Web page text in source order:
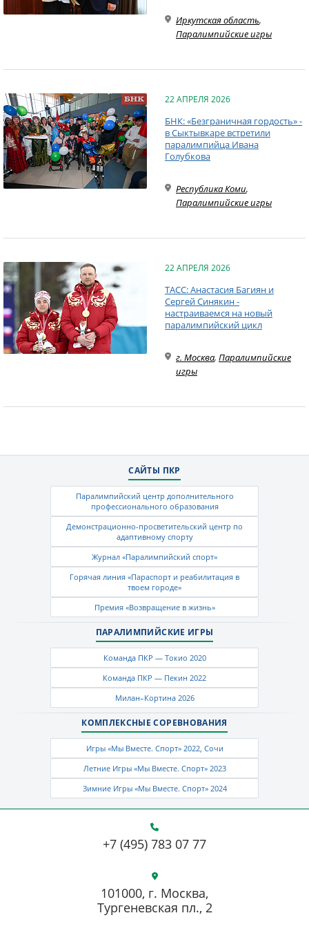
Иркутская область,
Паралимпийские игры
22 АПРЕЛЯ 2026
БНК: «Безграничная гордость» -
в Сыктывкаре встретили
паралимпийца Ивана
Голубкова
Республика Коми,
Паралимпийские игры
22 АПРЕЛЯ 2026
ТАСС: Анастасия Багиян и
Сергей Синякин -
настраиваемся на новый
паралимпийский цикл
г. Москва, Паралимпийские
игры
САЙТЫ ПКР
Паралимпийский центр дополнительного
профессионального образования
Демонстрационно-просветительский центр по
адаптивному спорту
Журнал «Паралимпийский спорт»
Горячая линия «Параспорт и реабилитация в
твоем городе»
Премия «Возвращение в жизнь»
ПАРАЛИМПИЙСКИЕ ИГРЫ
Команда ПКР — Токио 2020
Команда ПКР — Пекин 2022
Милан–Кортина 2026
КОМПЛЕКСНЫЕ СОРЕВНОВАНИЯ
Игры «Мы Вместе. Спорт» 2022, Сочи
Летние Игры «Мы Вместе. Спорт» 2023
Зимние Игры «Мы Вместе. Спорт» 2024
+7 (495) 783 07 77
101000, г. Москва,
Тургеневская пл., 2